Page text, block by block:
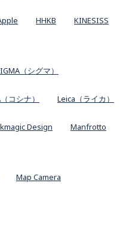
HHKB KINESISS
（シグマ）
コシナ） Leica（ライカ）
Design Manfrotto
Map Camera